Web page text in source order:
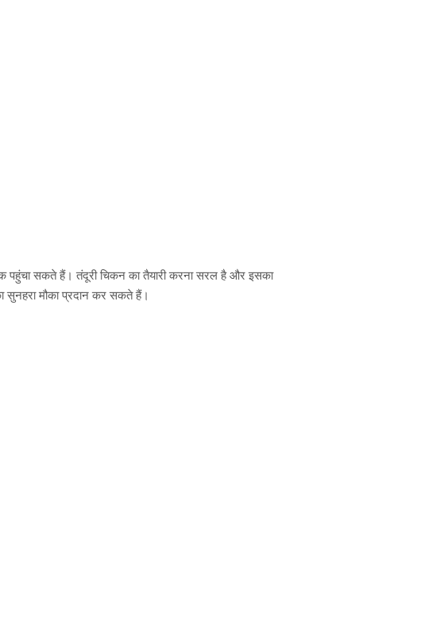
पहुंचा सकते हैं। तंदूरी चिकन का तैयारी करना सरल है और इसका
सुनहरा मौका प्रदान कर सकते हैं।